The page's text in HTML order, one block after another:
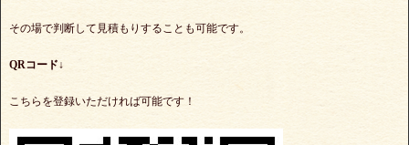
その場で判断して見積もりすることも可能です。
QRコード↓
こちらを登録いただければ可能です！